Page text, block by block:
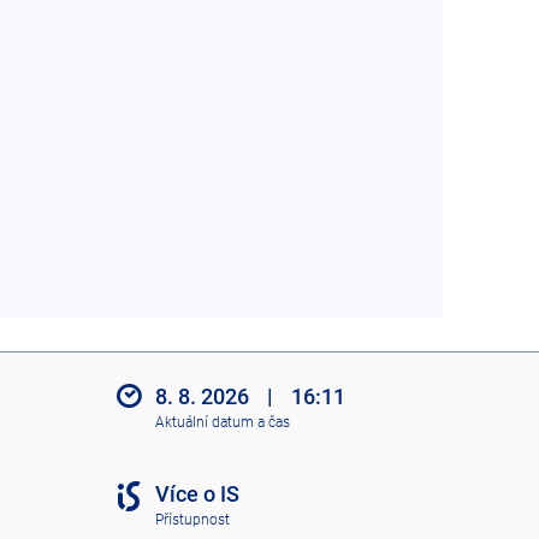
8. 8. 2026 | 16:11
Aktuální datum a čas
Více o IS
Přístupnost